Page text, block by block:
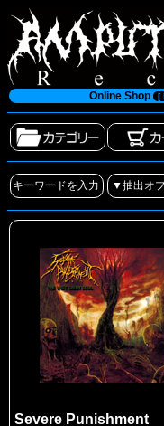
Online Shop [
Severe Punishment